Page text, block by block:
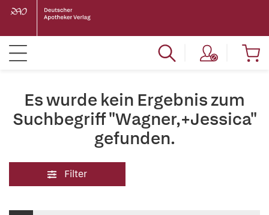
Es wurde kein Ergebnis zum
Suchbegriff "Wagner,+Jessica"
gefunden.
Filter